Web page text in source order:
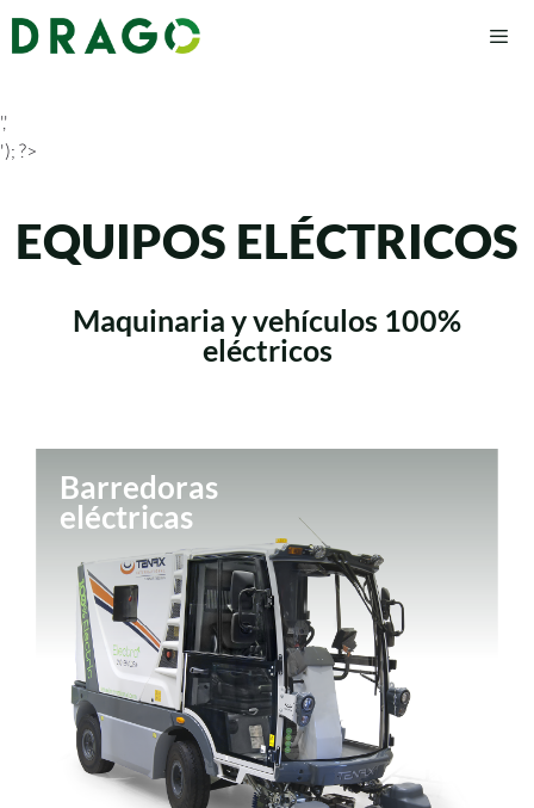
','
'); ?>
EQUIPOS ELÉCTRICOS
Maquinaria y vehículos 100%
eléctricos
Barredoras
eléctricas